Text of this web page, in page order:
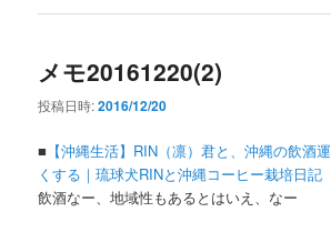
メモ20161220(2)
投稿日時:2016/12/20
■ 【沖縄生活】RIN（凛）君と、沖縄の飲酒
くする｜琉球犬RINと沖縄コーヒー栽培日記
飲酒なー、地域性もあるとはいえ、なー